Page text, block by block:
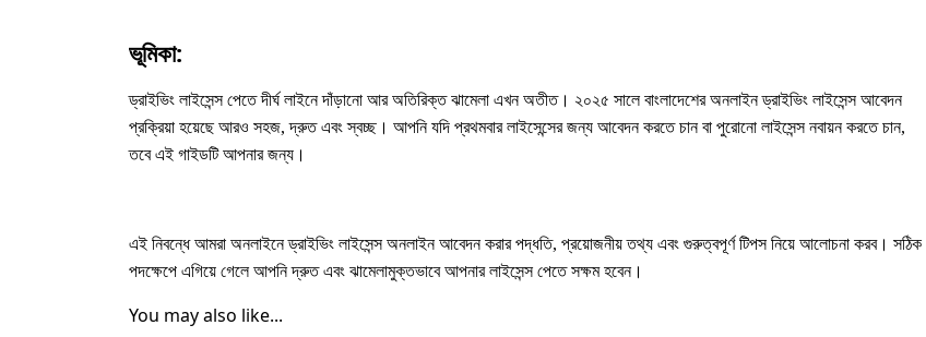
ভূমিকা:
ড্রাইভিং লাইসেন্স পেতে দীর্ঘ লাইনে দাঁড়ানো আর অতিরিক্ত ঝামেলা এখন অতীত। ২০২৫ সালে বাংলাদেশের অনলাইন ড্রাইভিং লাইসেন্স আবেদন
প্রক্রিয়া হয়েছে আরও সহজ, দ্রুত এবং স্বচ্ছ। আপনি যদি প্রথমবার লাইসেন্সের জন্য আবেদন করতে চান বা পুরোনো লাইসেন্স নবায়ন করতে চান,
তবে এই গাইডটি আপনার জন্য।
এই নিবন্ধে আমরা অনলাইনে ড্রাইভিং লাইসেন্স অনলাইন আবেদন করার পদ্ধতি, প্রয়োজনীয় তথ্য এবং গুরুত্বপূর্ণ টিপস নিয়ে আলোচনা করব। সঠিক
পদক্ষেপে এগিয়ে গেলে আপনি দ্রুত এবং ঝামেলামুক্তভাবে আপনার লাইসেন্স পেতে সক্ষম হবেন।
You may also like...